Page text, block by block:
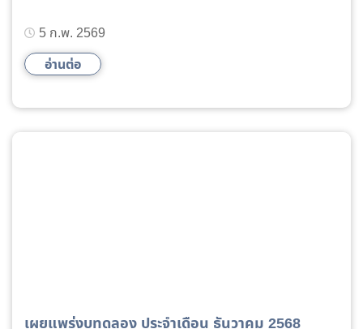
5 ก.พ. 2569
อ่านต่อ
เผยแพร่งบทดลอง ประจำเดือน ธันวาคม 2568